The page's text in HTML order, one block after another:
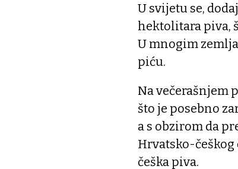
U svijetu se,
hektolitara piva,
U mnogim
piću.
Na večerašnjem
što je posebno
a s obzirom da
Hrvatsko-
češka piva.